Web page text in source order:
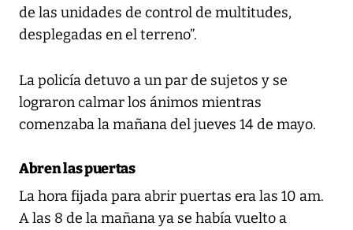
de las unidades de control de multitudes,
desplegadas en el terreno”.
La policía detuvo a un par de sujetos y se
lograron calmar los ánimos mientras
comenzaba la mañana del jueves 14 de mayo.
Abren las puertas
La hora fijada para abrir puertas era las 10 am.
A las 8 de la mañana ya se había vuelto a